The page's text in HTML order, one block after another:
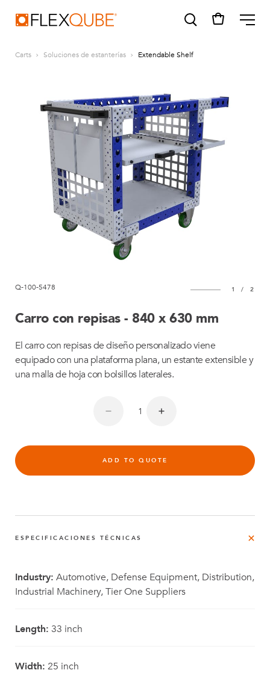
SUGGESTIONS
Tugger cart
Find a sales person
How do I order?
Carts Soluciones de estanterías Extendable Shelf
Q-100-5478 1 / 2
Carro con repisas - 840 x 630 mm
El carro con repisas de diseño personalizado viene
equipado con una plataforma plana, un estante extensible y
una malla de hoja con bolsillos laterales.
ADD TO QUOTE
ESPECIFICACIONES TÉCNICAS
Industry: Automotive, Defense Equipment, Distribution,
Industrial Machinery, Tier One Suppliers
Length: 33 inch
Width: 25 inch